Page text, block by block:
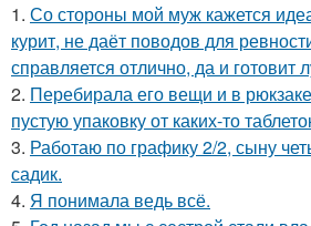
1. Со стороны мой муж кажется
курит, не даёт поводов для
справляется отлично, да и готовит
2. Перебирала его вещи и в
пустую упаковку от каких-то
3. Работаю по графику 2/2, сыну
садик.
4. Я понимала ведь всё.